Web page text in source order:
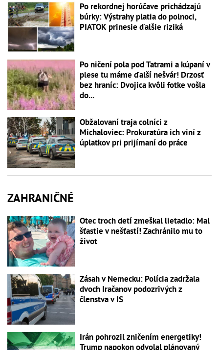
Po rekordnej horúčave prichádzajú
búrky: Výstrahy platia do polnoci,
PIATOK prinesie ďalšie riziká
Po ničení pola pod Tatrami a kúpaní v
plese tu máme ďalší nešvár! Drzosť
bez hraníc: Dvojica kvôli fotke vošla
do...
Obžalovaní traja colníci z
Michaloviec: Prokuratúra ich viní z
úplatkov pri prijímaní do práce
ZAHRANIČNÉ
Otec troch detí zmeškal lietadlo: Mal
šťastie v nešťastí! Zachránilo mu to
život
Zásah v Nemecku: Polícia zadržala
dvoch Iračanov podozrivých z
členstva v IS
Irán pohrozil zničením energetiky!
Trump napokon odvolal plánovaný